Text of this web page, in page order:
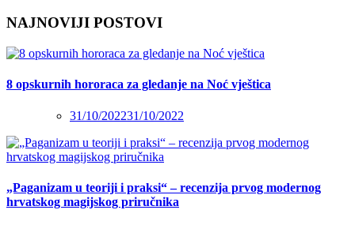
NAJNOVIJI POSTOVI
8 opskurnih hororaca za gledanje na Noć vještica
31/10/202231/10/2022
„Paganizam u teoriji i praksi“ – recenzija prvog modernog
hrvatskog magijskog priručnika